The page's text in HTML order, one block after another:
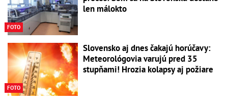
FOTO
len málokto
FOTO
Slovensko aj dnes čakajú horúčavy:
Meteorológovia varujú pred 35
stupňami! Hrozia kolapsy aj požiare